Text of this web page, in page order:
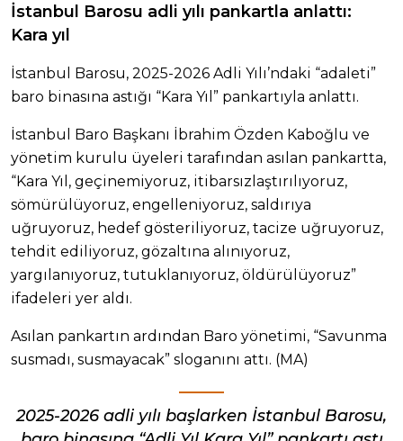
İstanbul Barosu adli yılı pankartla anlattı:
Kara yıl
İstanbul Barosu, 2025-2026 Adli Yılı’ndaki “adaleti”
baro binasına astığı “Kara Yıl” pankartıyla anlattı.
İstanbul Baro Başkanı İbrahim Özden Kaboğlu ve
yönetim kurulu üyeleri tarafından asılan pankartta,
“Kara Yıl, geçinemiyoruz, itibarsızlaştırılıyoruz,
sömürülüyoruz, engelleniyoruz, saldırıya
uğruyoruz, hedef gösteriliyoruz, tacize uğruyoruz,
tehdit ediliyoruz, gözaltına alınıyoruz,
yargılanıyoruz, tutuklanıyoruz, öldürülüyoruz”
ifadeleri yer aldı.
Asılan pankartın ardından Baro yönetimi, “Savunma
susmadı, susmayacak” sloganını attı. (MA)
2025-2026 adli yılı başlarken İstanbul Barosu,